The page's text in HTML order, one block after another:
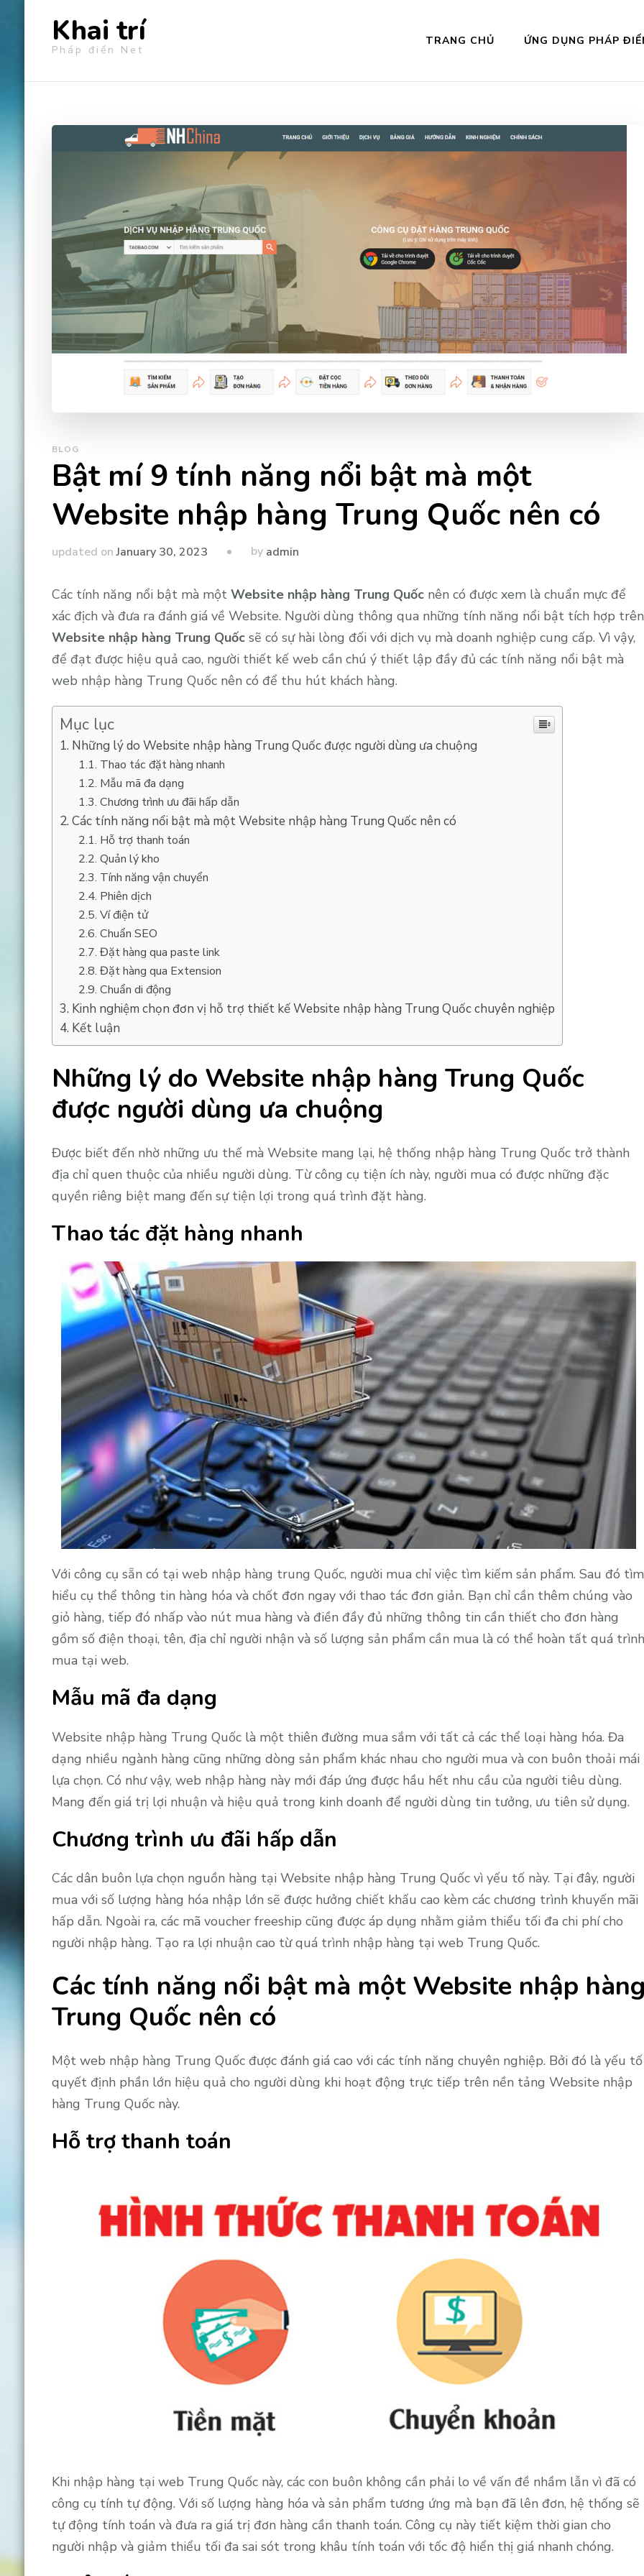
Khai trí
Pháp điển Net
TRANG CHỦ ỨNG DỤNG PHÁP
BLOG
Bật mí 9 tính năng nổi bật mà một
Website nhập hàng Trung Quốc nên có
updated onJanuary 30, 2023 by admin
Các tính năng nổi bật mà một Website nhập hàng Trung Quốcnên có được xem là chuẩn mực để
xác địch và đưa ra đánh giá về Website. Người dùng thông qua những tính năng nổi bật tích hợp trên
Website nhập hàng Trung Quốcsẽ có sự hài lòng đối với dịch vụ mà doanh nghiệp cung cấp. Vì vậy,
để đạt được hiệu quả cao, người thiết kế web cần chú ý thiết lập đầy đủ các tính năng nổi bật mà
web nhập hàng Trung Quốc nên có để thu hút khách hàng.
Mục lục
Những lý do Website nhập hàng Trung Quốc được người dùng ưa chuộng
Thao tác đặt hàng nhanh
Mẫu mã đa dạng
Chương trình ưu đãi hấp dẫn
Các tính năng nổi bật mà một Website nhập hàng Trung Quốc nên có
Hỗ trợ thanh toán
Quản lý kho
Tính năng vận chuyển
Phiên dịch
Ví điện tử
Chuẩn SEO
Đặt hàng qua paste link
Đặt hàng qua Extension
Chuẩn di động
Kinh nghiệm chọn đơn vị hỗ trợ thiết kế Website nhập hàng Trung Quốc chuyên nghiệp
Kết luận
Những lý do Website nhập hàng Trung Quốc
được người dùng ưa chuộng
Được biết đến nhờ những ưu thế mà Website mang lại, hệ thống nhập hàng Trung Quốc trở thành
địa chỉ quen thuộc của nhiều người dùng. Từ công cụ tiện ích này, người mua có được những đặc
quyền riêng biệt mang đến sự tiện lợi trong quá trình đặt hàng.
Thao tác đặt hàng nhanh
Với công cụ sẵn có tại web nhập hàng trung Quốc, người mua chỉ việc tìm kiếm sản phẩm. Sau đó tìm
hiểu cụ thể thông tin hàng hóa và chốt đơn ngay với thao tác đơn giản. Bạn chỉ cần thêm chúng vào
giỏ hàng, tiếp đó nhấp vào nút mua hàng và điền đầy đủ những thông tin cần thiết cho đơn hàng
gồm số điện thoại, tên, địa chỉ người nhận và số lượng sản phẩm cần mua là có thể hoàn tất quá trình
mua tại web.
Mẫu mã đa dạng
Website nhập hàng Trung Quốc là một thiên đường mua sắm với tất cả các thể loại hàng hóa. Đa
dạng nhiều ngành hàng cũng những dòng sản phẩm khác nhau cho người mua và con buôn thoải mái
lựa chọn. Có như vậy, web nhập hàng này mới đáp ứng được hầu hết nhu cầu của người tiêu dùng.
Mang đến giá trị lợi nhuận và hiệu quả trong kinh doanh để người dùng tin tưởng, ưu tiên sử dụng.
Chương trình ưu đãi hấp dẫn
Các dân buôn lựa chọn nguồn hàng tại Website nhập hàng Trung Quốc vì yếu tố này. Tại đây, người
mua với số lượng hàng hóa nhập lớn sẽ được hưởng chiết khấu cao kèm các chương trình khuyến mãi
hấp dẫn. Ngoài ra, các mã voucher freeship cũng được áp dụng nhằm giảm thiểu tối đa chi phí cho
người nhập hàng. Tạo ra lợi nhuận cao từ quá trình nhập hàng tại web Trung Quốc.
Các tính năng nổi bật mà một Website nhập
Trung Quốc nên có
Một web nhập hàng Trung Quốc được đánh giá cao với các tính năng chuyên nghiệp. Bởi đó là yếu tố
quyết định phần lớn hiệu quả cho người dùng khi hoạt động trực tiếp trên nền tảng Website nhập
hàng Trung Quốc này.
Hỗ trợ thanh toán
Khi nhập hàng tại web Trung Quốc này, các con buôn không cần phải lo về vấn đề nhầm lẫn vì đã có
công cụ tính tự động. Với số lượng hàng hóa và sản phẩm tương ứng mà bạn đã lên đơn, hệ thống sẽ
tự động tính toán và đưa ra giá trị đơn hàng cần thanh toán. Công cụ này tiết kiệm thời gian cho
người nhập và giảm thiểu tối đa sai sót trong khâu tính toán với tốc độ hiển thị giá nhanh chóng.